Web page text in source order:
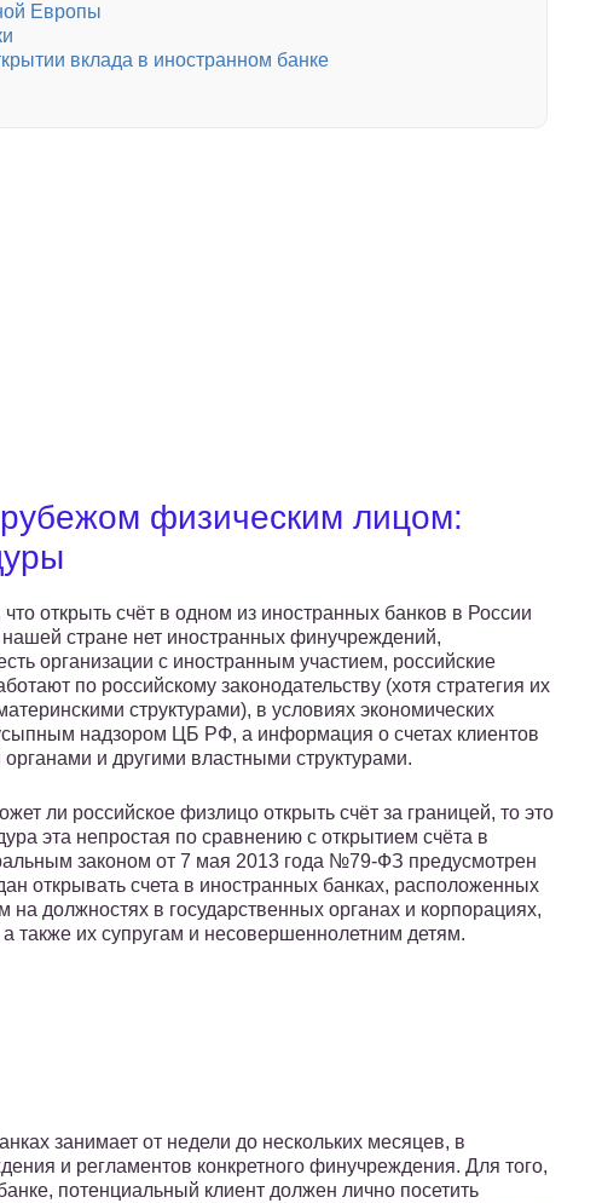
Европы
вклада в иностранном банке
рубежом физическим лицом:
открыть счёт в одном из иностранных банков в России
стране нет иностранных финучреждений,
организации с иностранным участием, российские
по российскому законодательству (хотя стратегия их
структурами), в условиях экономических
надзором ЦБ РФ, а информация о счетах клиентов
и другими властными структурами.
ли российское физлицо открыть счёт за границей, то это
эта непростая по сравнению с открытием счёта в
законом от 7 мая 2013 года №79-ФЗ предусмотрен
открывать счета в иностранных банках, расположенных
должностях в государственных органах и корпорациях,
также их супругам и несовершеннолетним детям.
занимает от недели до нескольких месяцев, в
и регламентов конкретного финучреждения. Для того,
потенциальный клиент должен лично посетить